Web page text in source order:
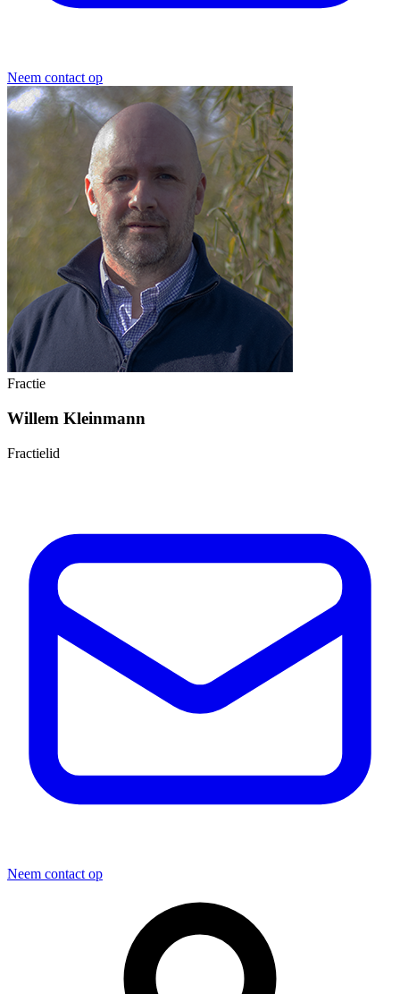
Neem contact op
Fractie
Willem Kleinmann
Fractielid
Neem contact op